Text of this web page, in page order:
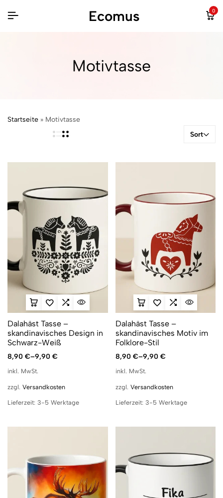
Ecomus 0
Motivtasse
Startseite » Motivtasse
Sort
Dalahäst Tasse –
skandinavisches Design in
Schwarz-Weiß
8,90 €–9,90 €
inkl. MwSt.
zzgl. Versandkosten
Lieferzeit: 3-5 Werktage
Dalahäst Tasse –
skandinavisches Motiv im
Folklore-Stil
8,90 €–9,90 €
inkl. MwSt.
zzgl. Versandkosten
Lieferzeit: 3-5 Werktage